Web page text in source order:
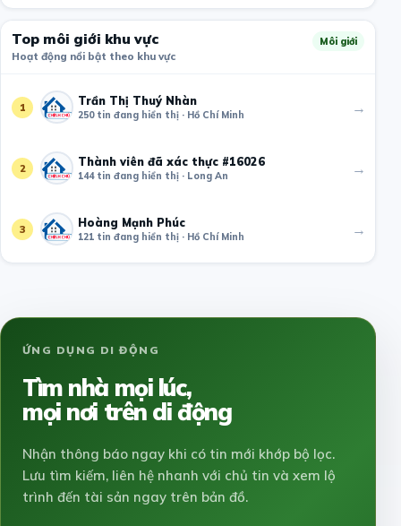
Top môi giới khu vực
Hoạt động nổi bật theo khu vực
Môi giới
1 Trần Thị Thuý Nhàn
250 tin đang hiển thị · Hồ Chí Minh →
2 Thành viên đã xác thực #16026
144 tin đang hiển thị · Long An →
3 Hoàng Mạnh Phúc
121 tin đang hiển thị · Hồ Chí Minh →
ỨNG DỤNG DI ĐỘNG
Tìm nhà mọi lúc,
mọi nơi trên di động
Nhận thông báo ngay khi có tin mới khớp bộ lọc.
Lưu tìm kiếm, liên hệ nhanh với chủ tin và xem lộ
trình đến tài sản ngay trên bản đồ.